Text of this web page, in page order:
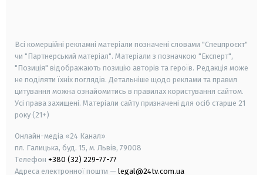
Всі комерційні рекламні матеріали позначені словами "Спецпроєкт"
чи "Партнерський матеріал". Матеріали з позначкою "Експерт",
"Позиція" відображають позицію авторів та героїв. Редакція може
не поділяти їхніх поглядів. Детальніше щодо реклами та правил
цитування можна ознайомитись в правилах користування сайтом.
Усі права захищені. Матеріали сайту призначені для осіб старше 21
року (21+)
Онлайн-медіа «24 Канал»
пл. Галицька, буд. 15, м. Львів, 79008
Телефон +380 (32) 229-77-77
Адреса електронної пошти — legal@24tv.com.ua